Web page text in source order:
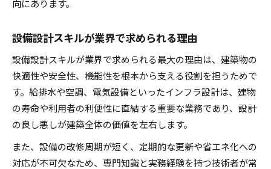
向にあります。
設備設計スキルが業界で求められる理由
設備設計スキルが業界で求められる最大の理由は、建築物の
快適性や安全性、機能性を根本から支える役割を担うためで
す。給排水や空調、電気設備といったインフラ設計は、建物
の寿命や利用者の利便性に直結する重要な業務であり、設計
の良し悪しが建築全体の価値を左右します。
また、設備の改修周期が短く、定期的な更新や省エネ化への
対応が不可欠なため、専門知識と実務経験を持つ技術者が常